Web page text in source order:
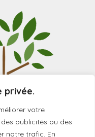
privée.
votre
publicités ou des
notre trafic. En